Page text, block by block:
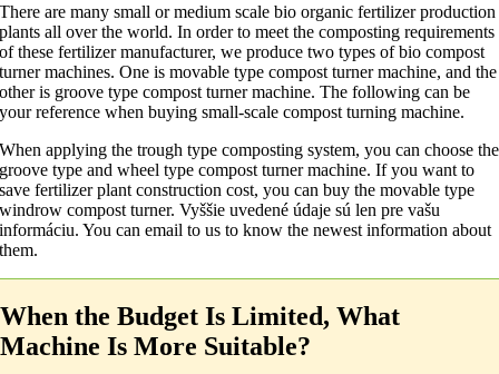
There are many small or medium scale bio organic fertilizer production
plants all over the world.In order to meet the composting requirements
of these fertilizer manufacturer,we produce two types of bio compost
turner machines.One is movable type compost turner machine,and the
other is groove type compost turner machine.The following can be
your reference when buying small-scale compost turning machine.
When applying the trough type composting system,you can choose the
groove type and wheel type compost turner machine.If you want to
save fertilizer plant construction cost,you can buy the movable type
windrow compost turner. Vyššie uvedené údaje sú len pre vašu
informáciu.You can email to us to know the newest information about
them.
When the Budget Is Limited,What
Machine Is More Suitable?